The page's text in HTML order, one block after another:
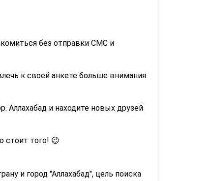
без отправки СМС и
к своей анкете больше внимания
Аллахабад и находите новых друзей
стоит того! 😉
и город "Аллахабад", цель поиска